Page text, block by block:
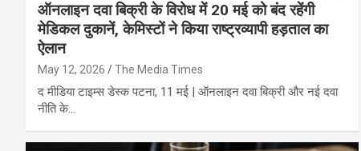
ऑनलाइन दवा बिक्री के विरोध में 20 मई को बंद रहेंगी
मेडिकल दुकानें, केमिस्टों ने किया राष्ट्रव्यापी हड़ताल का
ऐलान
May 12, 2026 The Media Times
द मीडिया टाइम्स डेस्क पटना, 11 मई | ऑनलाइन दवा बिक्री और नई दवा
नीति के…